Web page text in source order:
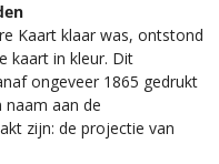
Kaart klaar was, ontstond
kaart in kleur. Dit
ongeveer 1865 gedrukt
naam aan de
zijn: de projectie van